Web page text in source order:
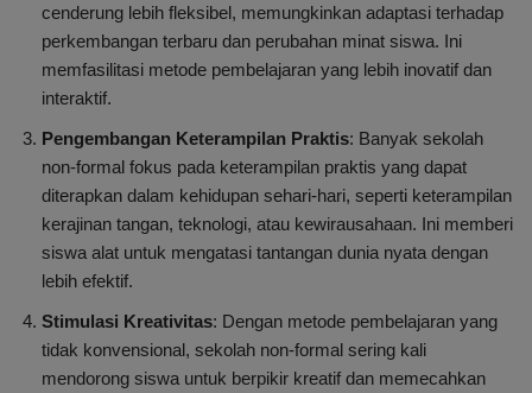
cenderung lebih fleksibel, memungkinkan adaptasi terhadap
perkembangan terbaru dan perubahan minat siswa. Ini
memfasilitasi metode pembelajaran yang lebih inovatif dan
interaktif.
Pengembangan Keterampilan Praktis: Banyak sekolah
non-formal fokus pada keterampilan praktis yang dapat
diterapkan dalam kehidupan sehari-hari, seperti keterampilan
kerajinan tangan, teknologi, atau kewirausahaan. Ini memberi
siswa alat untuk mengatasi tantangan dunia nyata dengan
lebih efektif.
Stimulasi Kreativitas: Dengan metode pembelajaran yang
tidak konvensional, sekolah non-formal sering kali
mendorong siswa untuk berpikir kreatif dan memecahkan